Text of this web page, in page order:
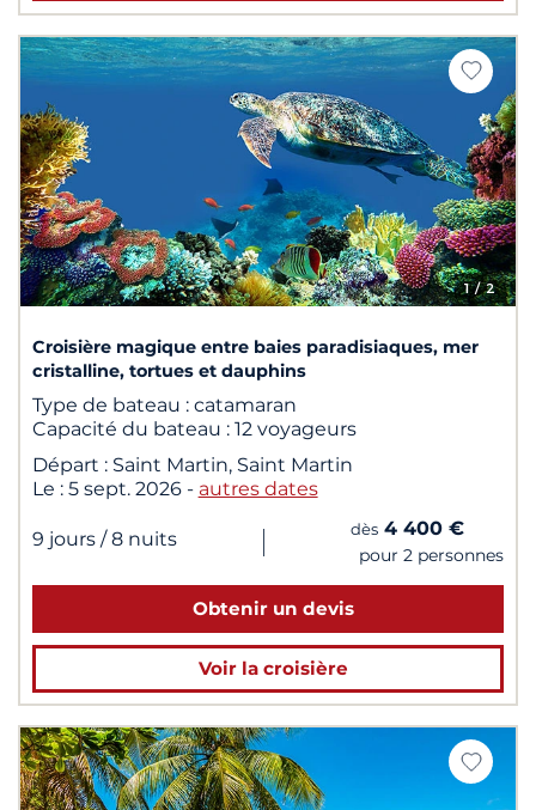
1/ 2
Croisière magique entre baies paradisiaques, mer
cristalline, tortues et dauphins
Type de bateau : catamaran
Capacité du bateau : 12 voyageurs
Départ : Saint Martin, Saint Martin
Le : 5 sept. 2026 - autres dates
9 jours / 8 nuits | dès 4 400 €
pour 2 personnes
Obtenir un devis
Voir la croisière